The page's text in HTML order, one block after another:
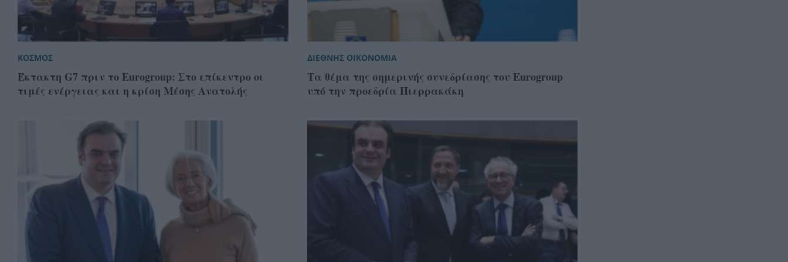
ΚΟΣΜΟΣ
Έκτακτη G7 πριν το Eurogroup: Στο επίκεντρο οι
τιμές ενέργειας και η κρίση Μέσης Ανατολής
ΔΙΕΘΝΗΣ ΟΙΚΟΝΟΜΙΑ
Τα θέμα της σημερινής συνεδρίασης του Eurogroup
υπό την προεδρία Πιερρακάκη